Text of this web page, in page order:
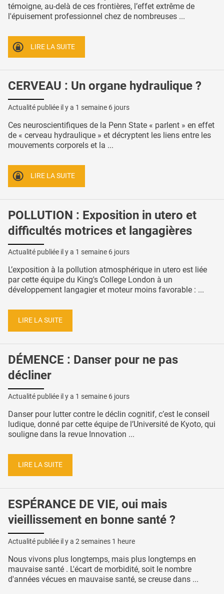
témoigne, au-delà de ces frontières, l’effet extrême de
l'épuisement professionnel chez de nombreuses ...
LIRE LA SUITE
CERVEAU : Un organe hydraulique ?
Actualité publiée il y a 1 semaine 6 jours
Ces neuroscientifiques de la Penn State « parlent » en effet
de « cerveau hydraulique » et décryptent les liens entre les
mouvements corporels et la ...
LIRE LA SUITE
POLLUTION : Exposition in utero et
difficultés motrices et langagières
Actualité publiée il y a 1 semaine 6 jours
L’exposition à la pollution atmosphérique in utero est liée
par cette équipe du King's College London à un
développement langagier et moteur moins favorable : ...
LIRE LA SUITE
DÉMENCE : Danser pour ne pas
décliner
Actualité publiée il y a 1 semaine 6 jours
Danser pour lutter contre le déclin cognitif, c’est le conseil
ludique, donné par cette équipe de l’Université de Kyoto, qui
souligne dans la revue Innovation ...
LIRE LA SUITE
ESPÉRANCE DE VIE, oui mais
vieillissement en bonne santé ?
Actualité publiée il y a 2 semaines 1 heure
Nous vivons plus longtemps, mais plus longtemps en
mauvaise santé . L'écart de morbidité, soit le nombre
d'années vécues en mauvaise santé, se creuse dans ...